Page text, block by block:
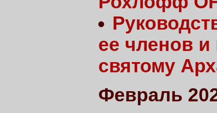
ее членов и
святому
Февраль